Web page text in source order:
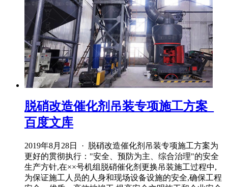
脱硝改造催化剂吊装专项施工方案_
百度文库
2019年8月28日 · 脱硝改造催化剂吊装专项施工方案为
更好的贯彻执行："安全、预防为主、综合治理"的安全
生产方针,在××号机组脱硝催化剂更换吊装施工过程中,
为保证施工人员的人身和现场设备设施的安全,确保工程